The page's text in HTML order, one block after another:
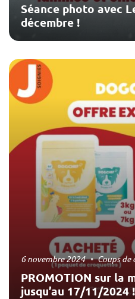
Séance photo avec
décembre !
PROMOTION sur la
jusqu’au 17/11/2024 !
6 novembre 2024 Coups de